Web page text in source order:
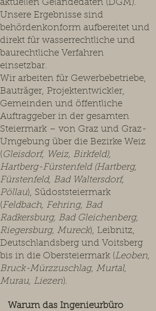
aktuellen Geländedaten (DGM).
Unsere Ergebnisse sind
behördenkonform aufbereitet und
direkt für wasserrechtliche und
baurechtliche Verfahren
einsetzbar.
Wir arbeiten für Gewerbebetriebe,
Bauträger, Projektentwickler,
Gemeinden und öffentliche
Auftraggeber in der gesamten
Steiermark – von Graz und Graz-
Umgebung über die Bezirke Weiz
(Gleisdorf, Weiz, Birkfeld),
Hartberg-Fürstenfeld (Hartberg,
Fürstenfeld, Bad Waltersdorf,
Pöllau), Südoststeiermark
(Feldbach, Fehring, Bad
Radkersburg, Bad Gleichenberg,
Riegersburg, Mureck), Leibnitz,
Deutschlandsberg und Voitsberg
bis in die Obersteiermark (Leoben,
Bruck-Mürzzuschlag, Murtal,
Murau, Liezen).
Warum das Ingenieurbüro